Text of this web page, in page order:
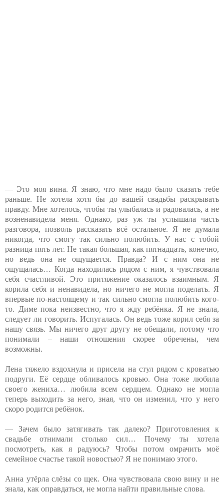
— Это моя вина. Я знаю, что мне надо было сказать тебе
раньше. Не хотела хотя бы до вашей свадьбы раскрывать
правду. Мне хотелось, чтобы ты улыбалась и радовалась, а не
возненавидела меня. Однако, раз уж ты услышала часть
разговора, позволь рассказать всё остальное. Я не думала
никогда, что смогу так сильно полюбить. У нас с тобой
разница пять лет. Не такая большая, как пятнадцать, конечно,
но ведь она не ощущается. Правда? И с ним она не
ощущалась… Когда находилась рядом с ним, я чувствовала
себя счастливой. Это притяжение оказалось взаимным. Я
корила себя и ненавидела, но ничего не могла поделать. Я
впервые по-настоящему и так сильно смогла полюбить кого-
то. Диме пока неизвестно, что я жду ребёнка. Я не знала,
следует ли говорить. Испугалась. Он ведь тоже корил себя за
нашу связь. Мы ничего друг другу не обещали, потому что
понимали – наши отношения скорее обречены, чем
возможны.
Лена тяжело вздохнула и присела на стул рядом с кроватью
подруги. Её сердце обливалось кровью. Она тоже любила
своего жениха… любила всем сердцем. Однако не могла
теперь выходить за него, зная, что он изменил, что у него
скоро родится ребёнок.
— Зачем было затягивать так далеко? Приготовления к
свадьбе отнимали столько сил… Почему ты хотела
посмотреть, как я радуюсь? Чтобы потом омрачить моё
семейное счастье такой новостью? Я не понимаю этого.
Анна утёрла слёзы со щек. Она чувствовала свою вину и не
знала, как оправдаться, не могла найти правильные слова.